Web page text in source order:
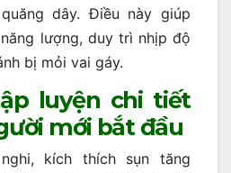
dây. Điều này giúp
lượng, duy trì nhịp độ
bị mỏi vai gáy.
luyện chi tiết
mới bắt đầu
kích thích sụn tăng